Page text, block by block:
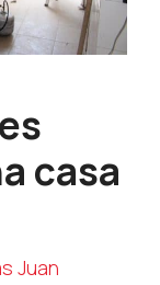
casa
Juan